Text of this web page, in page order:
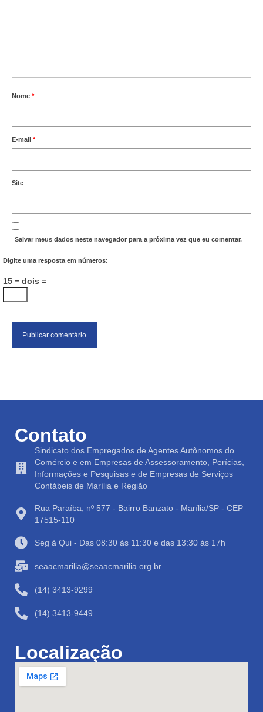
Nome *
E-mail *
Site
Salvar meus dados neste navegador para a próxima vez que eu comentar.
Digite uma resposta em números:
15 − dois =
Contato
Sindicato dos Empregados de Agentes Autônomos do
Comércio e em Empresas de Assessoramento, Perícias,
Informações e Pesquisas e de Empresas de Serviços
Contábeis de Marília e Região
Rua Paraíba, nº 577 - Bairro Banzato - Marília/SP - CEP
17515-110
Seg à Qui - Das 08:30 às 11:30 e das 13:30 às 17h
seaacmarilia@seaacmarilia.org.br
(14) 3413-9299
(14) 3413-9449
Localização